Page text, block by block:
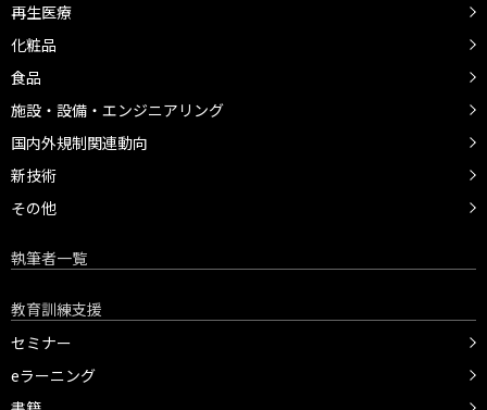
再生医療
化粧品
食品
施設・設備・エンジニアリング
国内外規制関連動向
新技術
その他
執筆者一覧
教育訓練支援
セミナー
eラーニング